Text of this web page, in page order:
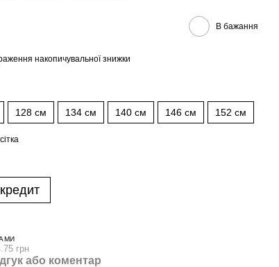
В бажання
накопичувальної знижки
128 см 134 см 140 см 146 см 152 см
грн
або коментар